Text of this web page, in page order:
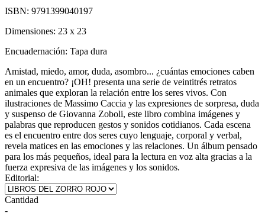
ISBN: 9791399040197
Dimensiones: 23 x 23
Encuadernación: Tapa dura
Amistad, miedo, amor, duda, asombro... ¿cuántas emociones caben
en un encuentro? ¡OH! presenta una serie de veintitrés retratos
animales que exploran la relación entre los seres vivos. Con
ilustraciones de Massimo Caccia y las expresiones de sorpresa, duda
y suspenso de Giovanna Zoboli, este libro combina imágenes y
palabras que reproducen gestos y sonidos cotidianos. Cada escena
es el encuentro entre dos seres cuyo lenguaje, corporal y verbal,
revela matices en las emociones y las relaciones. Un álbum pensado
para los más pequeños, ideal para la lectura en voz alta gracias a la
fuerza expresiva de las imágenes y los sonidos.
Editorial:
Cantidad
-